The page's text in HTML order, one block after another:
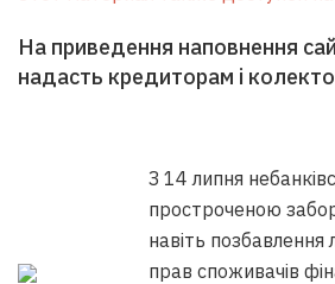
На приведення наповнення
надасть кредиторам і
З 14 липня
простроченою
навіть позбавлення
прав споживачів